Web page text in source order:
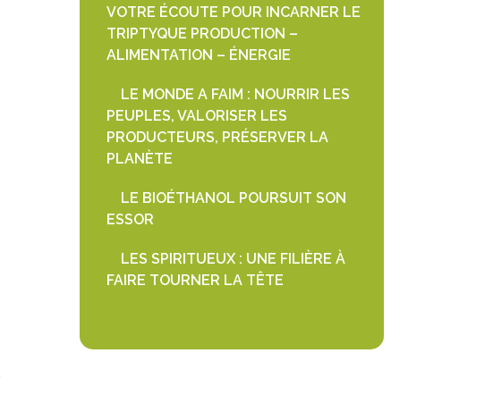
VOTRE ÉCOUTE POUR INCARNER LE
TRIPTYQUE PRODUCTION –
ALIMENTATION – ÉNERGIE
LE MONDE A FAIM : NOURRIR LES
PEUPLES, VALORISER LES
PRODUCTEURS, PRÉSERVER LA
PLANÈTE
LE BIOÉTHANOL POURSUIT SON
ESSOR
LES SPIRITUEUX : UNE FILIÈRE À
FAIRE TOURNER LA TÊTE